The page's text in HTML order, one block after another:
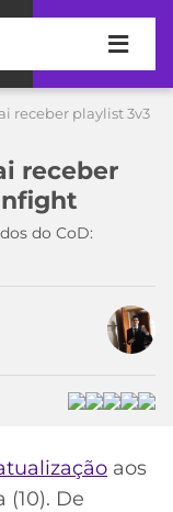
receber playlist 3v3
receber
do CoD:
aos
De